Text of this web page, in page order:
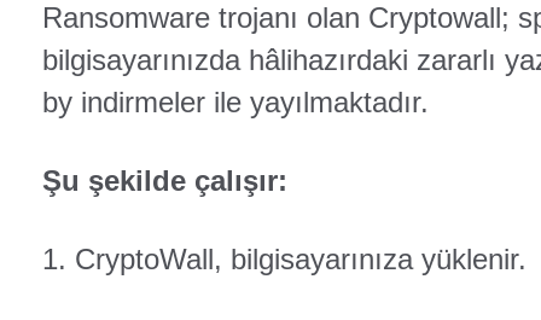
Ransomware trojanı olan Cryptowall;
bilgisayarınızda hâlihazırdaki zararlı
by indirmeler ile yayılmaktadır.
Şu şekilde çalışır:
1. CryptoWall, bilgisayarınıza yüklenir.